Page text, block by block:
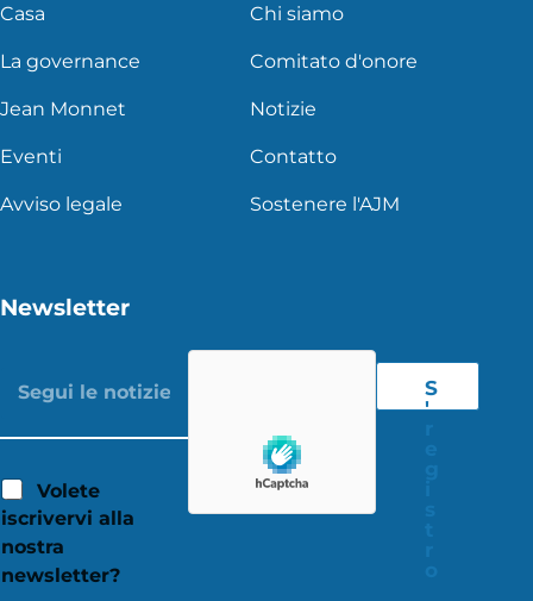
Casa Chi siamo
La governance Comitato d'onore
Jean Monnet Notizie
Eventi Contatto
Avviso legale Sostenere l'AJM
Newsletter
Volete
iscrivervi alla
nostra
newsletter?
S
'